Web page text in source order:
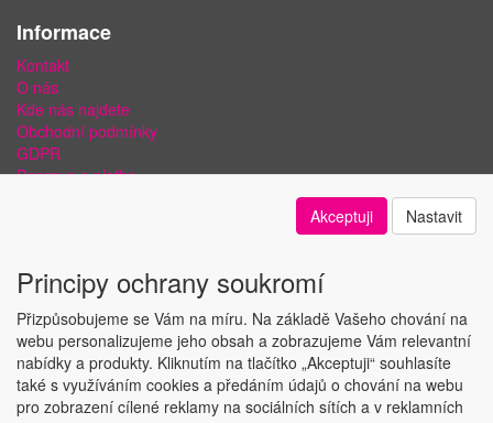
Informace
Kontakt
O nás
Kde nás najdete
Obchodní podmínky
GDPR
Doprava a platba
Copyright © ABRA Software a.s. 2018
Akceptuji Nastavit
Principy ochrany soukromí
Přizpůsobujeme se Vám na míru. Na základě Vašeho chování na
webu personalizujeme jeho obsah a zobrazujeme Vám relevantní
nabídky a produkty. Kliknutím na tlačítko „Akceptuji“ souhlasíte
také s využíváním cookies a předáním údajů o chování na webu
pro zobrazení cílené reklamy na sociálních sítích a v reklamních